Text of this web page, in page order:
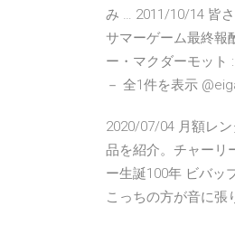
み … 2011/10/14 皆
サマーゲーム最終報
ー・マクダーモット
－ 全1件を表示
2020/07/04 月額レ
品を紹介。チャーリ
ー生誕100年 ビバッ
こっちの方が音に張